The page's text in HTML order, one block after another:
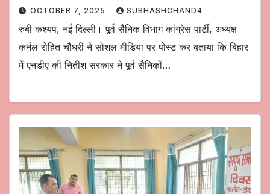
OCTOBER 7, 2025 SUBHASHCHAND4
रुबी कश्यप, नई दिल्ली। पूर्व सैनिक विभाग कांग्रेस पार्टी, अध्यक्ष
कर्नल रोहित चौधरी ने सोशल मीडिया पर पोस्ट कर बताया कि बिहार
में एनडीए की नितीश सरकार ने पूर्व सैनिकों…